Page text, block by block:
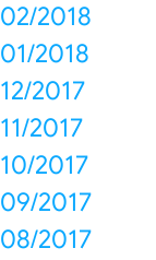
02/2018
01/2018
12/2017
11/2017
10/2017
09/2017
08/2017